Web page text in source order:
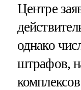
Центре
однако
штрафов,